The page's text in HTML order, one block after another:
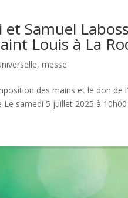
Samuel
Louis à La
,messe
des mains et le don de
samedi 5 juillet 2025 à 10h00